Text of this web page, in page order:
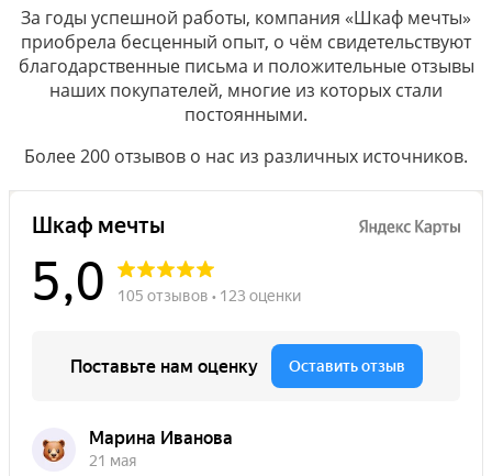
За годы успешной работы, компания «Шкаф мечты»
приобрела бесценный опыт, о чём свидетельствуют
благодарственные письма и положительные отзывы
наших покупателей, многие из которых стали
постоянными.
Более 200 отзывов о нас из различных источников.